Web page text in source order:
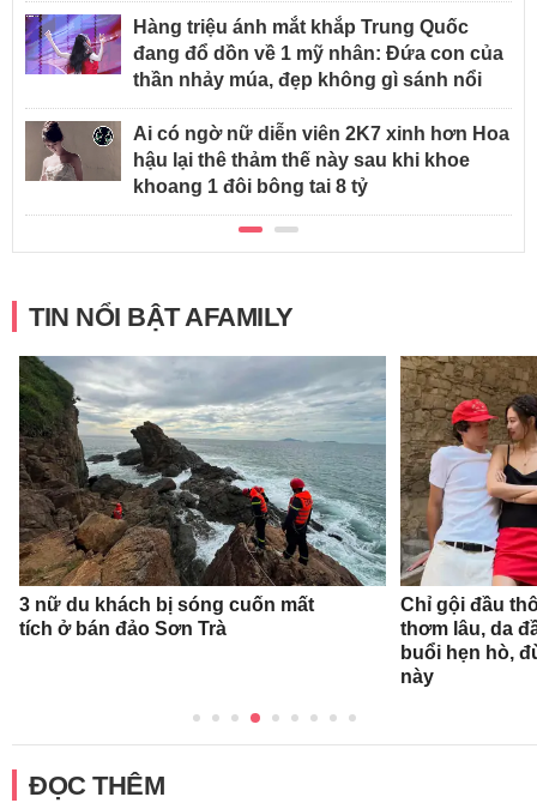
Hàng triệu ánh mắt khắp Trung Quốc
đang đổ dồn về 1 mỹ nhân: Đứa con của
thần nhảy múa, đẹp không gì sánh nổi
Ai có ngờ nữ diễn viên 2K7 xinh hơn Hoa
hậu lại thê thảm thế này sau khi khoe
khoang 1 đôi bông tai 8 tỷ
TIN NỔI BẬT AFAMILY
3 nữ du khách bị sóng cuốn mất
tích ở bán đảo Sơn Trà
Chỉ gội đầu
thơm lâu, da
buổi hẹn hò,
này
ĐỌC THÊM